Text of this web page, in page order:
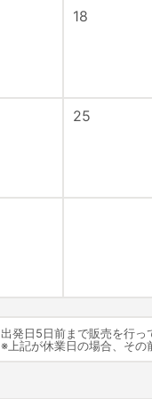
18
25
出発日5日前まで販売を行っ
※上記が休業日の場合、その